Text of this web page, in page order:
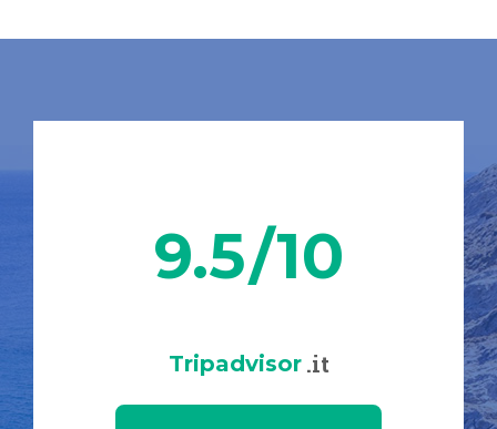
9.5/10
Tripadvisor .it